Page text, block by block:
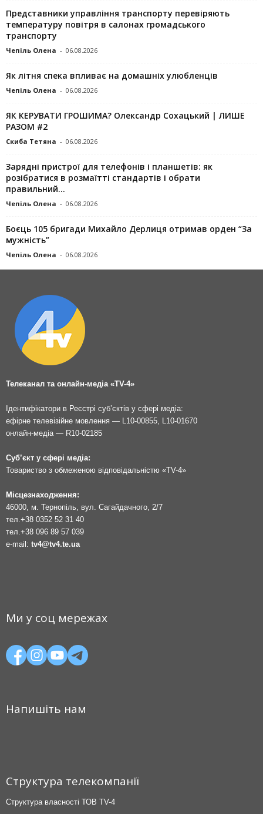
Представники управління транспорту перевіряють
температуру повітря в салонах громадського
транспорту
Чепіль Олена - 06.08.2026
Як літня спека впливає на домашніх улюбленців
Чепіль Олена - 06.08.2026
ЯК КЕРУВАТИ ГРОШИМА? Олександр Сохацький | ЛИШЕ
РАЗОМ #2
Скиба Тетяна - 06.08.2026
Зарядні пристрої для телефонів і планшетів: як
розібратися в розмаїтті стандартів і обрати
правильний...
Чепіль Олена - 06.08.2026
Боєць 105 бригади Михайло Дерлиця отримав орден “За
мужність”
Чепіль Олена - 06.08.2026
Телеканал та онлайн-медіа «TV-4»
Ідентифікатори в Реєстрі суб’єктів у сфері медіа:
ефірне телевізійне мовлення — L10-00855, L10-01670
онлайн-медіа — R10-02185
Суб’єкт у сфері медіа:
Товариство з обмеженою відповідальністю «TV-4»
Місцезнаходження:
46000, м. Тернопіль, вул. Сагайдачного, 2/7
тел. +38 0352 52 31 40
тел. +38 096 89 57 039
e-mail: tv4@tv4.te.ua
Ми у соц мережах
Напишіть нам
Структура телекомпанії
Структура власності ТОВ TV-4